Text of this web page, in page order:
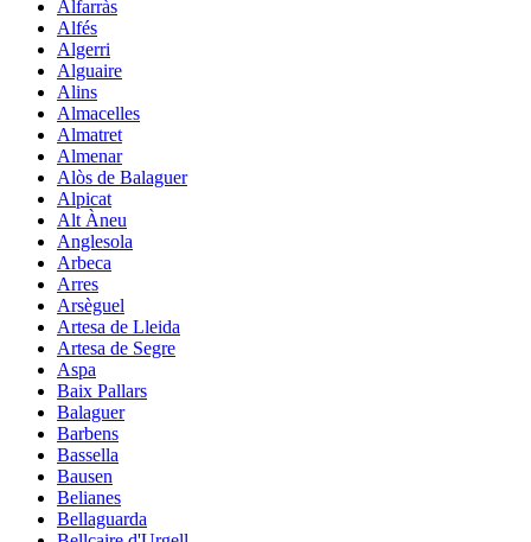
Alfarràs
Alfés
Algerri
Alguaire
Alins
Almacelles
Almatret
Almenar
Alòs de Balaguer
Alpicat
Alt Àneu
Anglesola
Arbeca
Arres
Arsèguel
Artesa de Lleida
Artesa de Segre
Aspa
Baix Pallars
Balaguer
Barbens
Bassella
Bausen
Belianes
Bellaguarda